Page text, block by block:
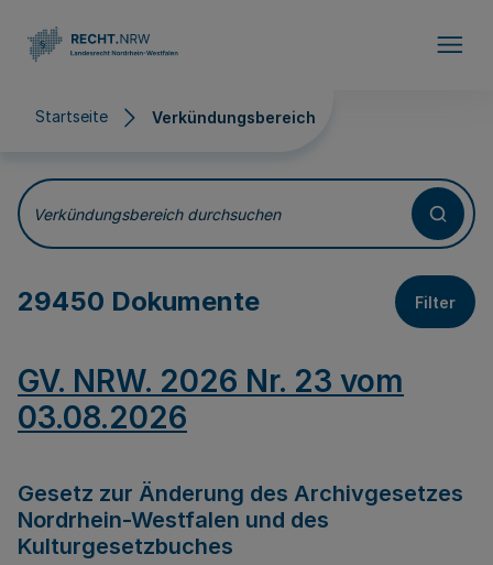
Startseite Verkündungsbereich
Verkündungsbereich
Verkündungsbereich durchsuchen
29450 Dokumente Filter
GV. NRW. 2026 Nr. 23 vom
03.08.2026
Gesetz zur Änderung des Archivgesetzes
Nordrhein-Westfalen und des
Kulturgesetzbuches